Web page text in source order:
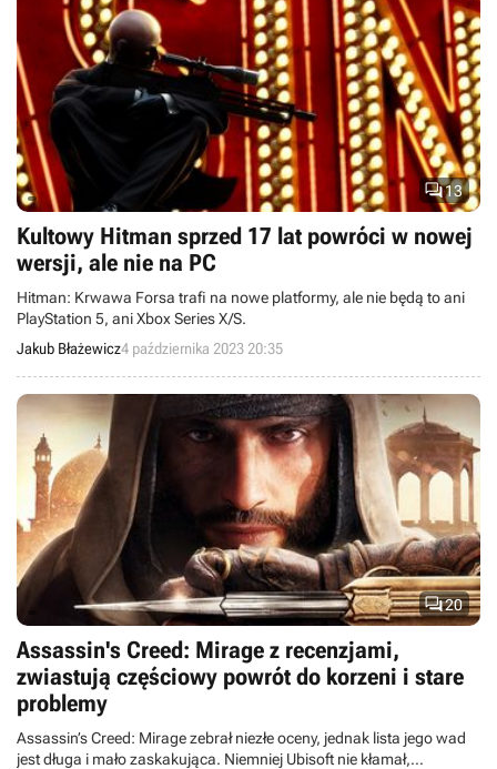
13
Kultowy Hitman sprzed 17 lat powróci w nowej
wersji, ale nie na PC
Hitman: Krwawa Forsa trafi na nowe platformy, ale nie będą to ani
PlayStation 5, ani Xbox Series X/S.
Jakub Błażewicz4 października 2023 20:35
20
Assassin's Creed: Mirage z recenzjami,
zwiastują częściowy powrót do korzeni i stare
problemy
Assassin’s Creed: Mirage zebrał niezłe oceny, jednak lista jego wad
jest długa i mało zaskakująca. Niemniej Ubisoft nie kłamał,